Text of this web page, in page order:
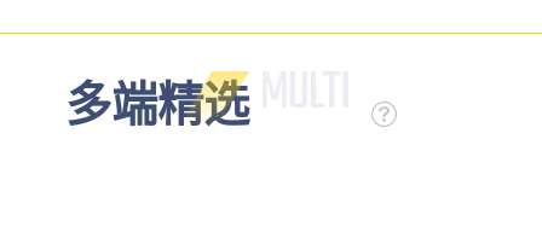
多端精选